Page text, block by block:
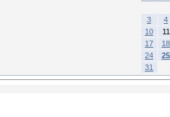
3
4
10
11
17
18
24
25
31